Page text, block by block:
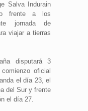
Salva Indurain
frente a los
jornada de
viajar a tierras
disputará 3
oficial
el día 23, el
del Sur y frente
el día 27.